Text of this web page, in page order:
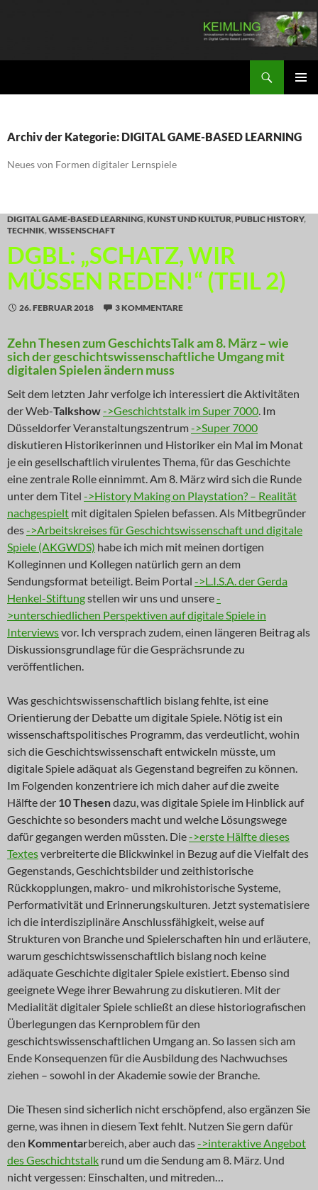
Archiv der Kategorie: DIGITAL GAME-BASED LEARNING
Neues von Formen digitaler Lernspiele
DIGITAL GAME-BASED LEARNING,KUNST UND KULTUR,PUBLIC HISTORY,
TECHNIK,WISSENSCHAFT
DGBL: „SCHATZ, WIR
MÜSSEN REDEN!“ (TEIL 2)
26. FEBRUAR 2018 3 KOMMENTARE
Zehn Thesen zum GeschichtsTalk am 8. März – wie
sich der geschichtswissenschaftliche Umgang mit
digitalen Spielen ändern muss
Seit dem letzten Jahr verfolge ich interessiert die Aktivitäten
der Web-Talkshow->Geschichtstalk im Super 7000. Im
Düsseldorfer Veranstaltungszentrum->Super 7000
diskutieren Historikerinnen und Historiker ein Mal im Monat
je ein gesellschaftlich virulentes Thema, für das Geschichte
eine zentrale Rolle einnimmt. Am 8. März wird sich die Runde
unter dem Titel ->History Making on Playstation? – Realität
nachgespielt mit digitalen Spielen befassen. Als Mitbegründer
des->Arbeitskreises für Geschichtswissenschaft und digitale
Spiele (AKGWDS) habe ich mich mit meinen dortigen
Kolleginnen und Kollegen natürlich gern an dem
Sendungsformat beteiligt. Beim Portal ->L.I.S.A. der Gerda
Henkel-Stiftungstellen wir uns und unsere-
>unterschiedlichen Perspektiven auf digitale Spiele in
Interviewsvor. Ich versprach zudem, einen längeren Beitrag als
Diskussionsgrundlage für die Gesprächsrunde zu
veröffentlichen.
Was geschichtswissenschaftlich bislang fehlte, ist eine
Orientierung der Debatte um digitale Spiele. Nötig ist ein
wissenschaftspolitisches Programm, das verdeutlicht, wohin
sich die Geschichtswissenschaft entwickeln müsste, um
digitale Spiele adäquat als Gegenstand begreifen zu können.
Im Folgenden konzentriere ich mich daher auf die zweite
Hälfte der 10 Thesendazu, was digitale Spiele im Hinblick auf
Geschichte so besonders macht und welche Lösungswege
dafür gegangen werden müssten. Die->erste Hälfte dieses
Textesverbreiterte die Blickwinkel in Bezug auf die Vielfalt des
Gegenstands, Geschichtsbilder und zeithistorische
Rückkopplungen, makro- und mikrohistorische Systeme,
Performativität und Erinnerungskulturen. Jetzt systematisiere
ich die interdisziplinäre Anschlussfähigkeit, weise auf
Strukturen von Branche und Spielerschaften hin und erläutere,
warum geschichtswissenschaftlich bislang noch keine
adäquate Geschichte digitaler Spiele existiert. Ebenso sind
geeignete Wege ihrer Bewahrung zu diskutieren. Mit der
Medialität digitaler Spiele schließt an diese historiografischen
Überlegungen das Kernproblem für den
geschichtswissenschaftlichen Umgang an. So lassen sich am
Ende Konsequenzen für die Ausbildung des Nachwuchses
ziehen – sowohl in der Akademie sowie der Branche.
Die Thesen sind sicherlich nicht erschöpfend, also ergänzen Sie
gerne, was ihnen in diesem Text fehlt. Nutzen Sie gern dafür
den Kommentarbereich, aber auch das->interaktive Angebot
des Geschichtstalk rund um die Sendung am 8. März. Und
nicht vergessen: Einschalten, und mitreden…